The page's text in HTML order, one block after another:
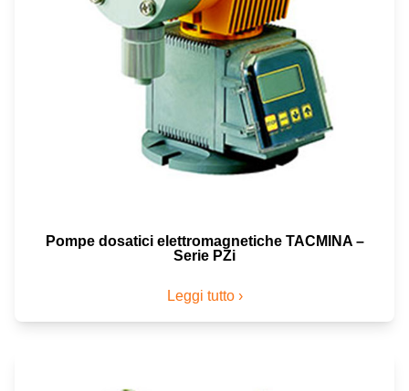
Pompe dosatici elettromagnetiche TACMINA –
Serie PZi
Leggi tutto ›